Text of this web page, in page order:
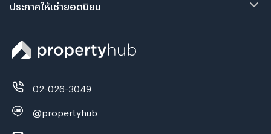
ประกาศให้เช่ายอดนิยม
02-026-3049
@propertyhub